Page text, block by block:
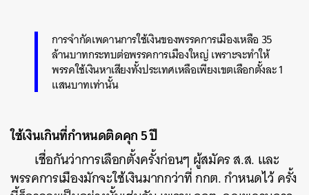
การจำกัดเพดานการใช้เงินของพรรคการเมืองเหลือ 35
ล้านบาทกระทบต่อพรรคการเมืองใหญ่ เพราะจะทำให้
พรรคใช้เงินหาเสียงทั้งประเทศเหลือเพียงเขตเลือกตั้งละ 1
แสนบาทเท่านั้น
ใช้เงินเกินที่กำหนดติดคุก 5 ปี
เชื่อกันว่าการเลือกตั้งครั้งก่อนๆ ผู้สมัคร ส.ส. และ
พรรคการเมืองมักจะใช้เงินมากกว่าที่ กกต. กำหนดไว้ ครั้ง